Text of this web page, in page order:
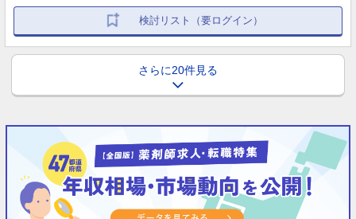
検討リスト（要ログイン）
さらに20件見る